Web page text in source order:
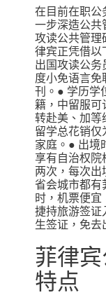
在目前在职公
一步深造公共
攻读公共管理
律宾正凭借以
出国攻读公务
度小免语言免
刊。● 学历学
籍，中留服可
转赴美、加等
留学总花销仅
家庭。● 出境
享有自治权院
两次，每次出
省会城市都有
时，机票便
捷持旅游签证
生签证，免去
菲律
特点